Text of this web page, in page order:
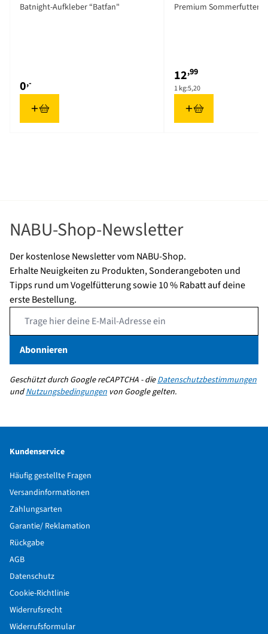
Batnight-Aufkleber “Batfan"
0,-
Premium Sommerfutter
12,99
1 kg:5,20
NABU-Shop-Newsletter
Der kostenlose Newsletter vom NABU-Shop.
Erhalte Neuigkeiten zu Produkten, Sonderangeboten und
Tipps rund um Vogelfütterung sowie 10 % Rabatt auf deine
erste Bestellung.
Abonnieren
Geschützt durch Google reCAPTCHA - dieDatenschutzbestimmungen
undNutzungsbedingungen von Google gelten.
Kundenservice
Häufig gestellte Fragen
Versandinformationen
Zahlungsarten
Garantie/ Reklamation
Rückgabe
AGB
Datenschutz
Cookie-Richtlinie
Widerrufsrecht
Widerrufsformular